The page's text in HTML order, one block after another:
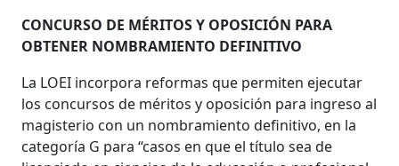
CONCURSO DE MÉRITOS Y OPOSICIÓN PARA
OBTENER NOMBRAMIENTO DEFINITIVO
La LOEI incorpora reformas que permiten ejecutar
los concursos de méritos y oposición para ingreso al
magisterio con un nombramiento definitivo, en la
categoría G para “casos en que el título sea de